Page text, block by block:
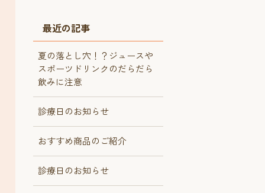
最近の記事
夏の落とし穴！？ジュースや
スポーツドリンクのだらだら
飲みに注意
診療日のお知らせ
おすすめ商品のご紹介
診療日のお知らせ